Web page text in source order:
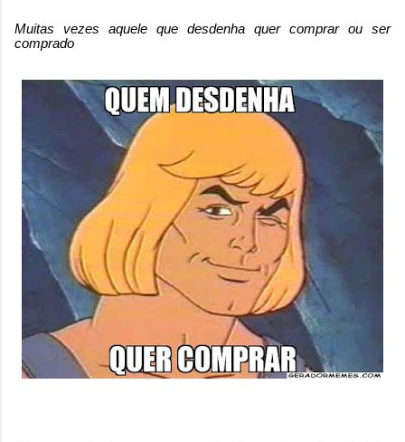
Muitas vezes aquele que desdenha quer comprar ou ser
comprado